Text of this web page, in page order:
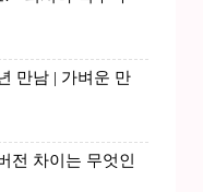
만남 | 가벼운 만
전 차이는 무엇인